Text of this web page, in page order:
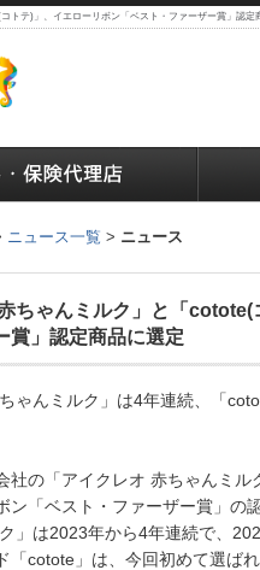
トテ)」、イエローリボン「ベスト・ファーザー賞」認定
ニュース一覧 > ニュース
ちゃんミルク」と「
賞」認定商品に選定
ちゃんミルク」は4年連続、「
社の「アイクレオ 赤ちゃんミ
ン「ベスト・ファーザー賞」の
」は2023年から4年連続で、
「cotote」は、今回初めて選ばれ